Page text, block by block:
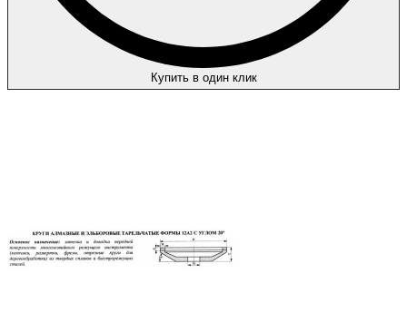
Купить в один клик